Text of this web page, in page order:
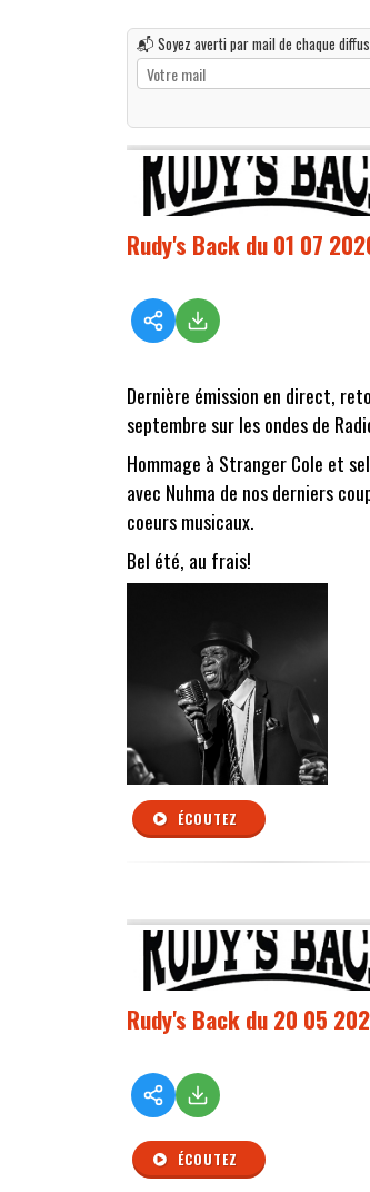
📬 Soyez averti par mail de chaque
Rudy's Back du 01 07
Dernière émission en direct,
septembre sur les ondes de
Hommage à Stranger Cole et
avec Nuhma de nos derniers
coeurs musicaux.
Bel été, au frais!
ÉCOUTEZ
Rudy's Back du 20 05
ÉCOUTEZ